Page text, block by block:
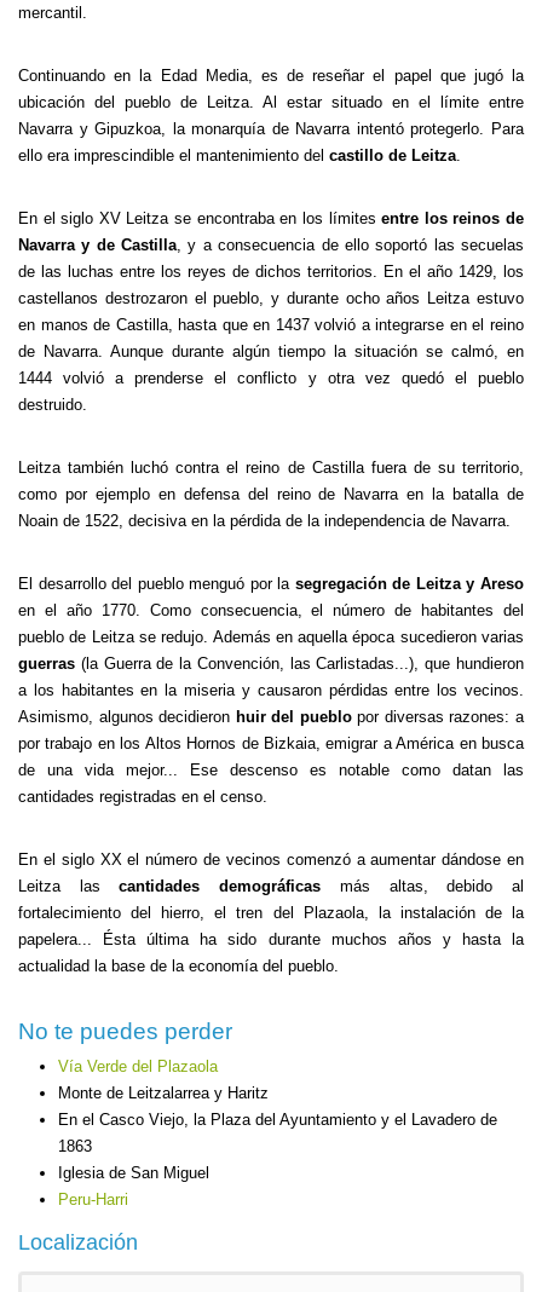
mercantil.
Continuando en la Edad Media, es de reseñar el papel que jugó la
ubicación del pueblo de Leitza. Al estar situado en el límite entre
Navarra y Gipuzkoa, la monarquía de Navarra intentó protegerlo. Para
ello era imprescindible el mantenimiento del castillo de Leitza.
En el siglo XV Leitza se encontraba en los límitesentre los reinos de
Navarra y de Castilla, y a consecuencia de ello soportó las secuelas
de las luchas entre los reyes de dichos territorios. En el año 1429, los
castellanos destrozaron el pueblo, y durante ocho años Leitza estuvo
en manos de Castilla, hasta que en 1437 volvió a integrarse en el reino
de Navarra. Aunque durante algún tiempo la situación se calmó, en
1444 volvió a prenderse el conflicto y otra vez quedó el pueblo
destruido.
Leitza también luchó contra el reino de Castilla fuera de su territorio,
como por ejemplo en defensa del reino de Navarra en la batalla de
Noain de 1522, decisiva en la pérdida de la independencia de Navarra.
El desarrollo del pueblo menguó por la segregación de Leitza y Areso
en el año 1770. Como consecuencia, el número de habitantes del
pueblo de Leitza se redujo. Además en aquella época sucedieron varias
guerras (la Guerra de la Convención, las Carlistadas...), que hundieron
a los habitantes en la miseria y causaron pérdidas entre los vecinos.
Asimismo, algunos decidieron huir del pueblopor diversas razones: a
por trabajo en los Altos Hornos de Bizkaia, emigrar a América en busca
de una vida mejor... Ese descenso es notable como datan las
cantidades registradas en el censo.
En el siglo XX el número de vecinos comenzó a aumentar dándose en
Leitza lascantidades demográficas más altas, debido al
fortalecimiento del hierro, el tren del Plazaola, la instalación de la
papelera... Ésta última ha sido durante muchos años y hasta la
actualidad la base de la economía del pueblo.
No te puedes perder
Vía Verde del Plazaola
Monte de Leitzalarrea y Haritz
En el Casco Viejo, la Plaza del Ayuntamiento y el Lavadero de
1863
Iglesia de San Miguel
Peru-Harri
Localización